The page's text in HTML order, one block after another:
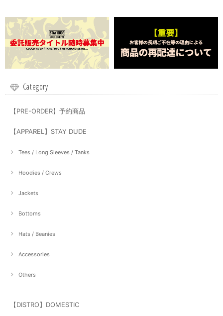
Category
【PRE-ORDER】予約商品
【APPAREL】STAY DUDE
Tees / Long Sleeves / Tanks
Hoodies / Crews
Jackets
Bottoms
Hats / Beanies
Accessories
Others
【DISTRO】DOMESTIC